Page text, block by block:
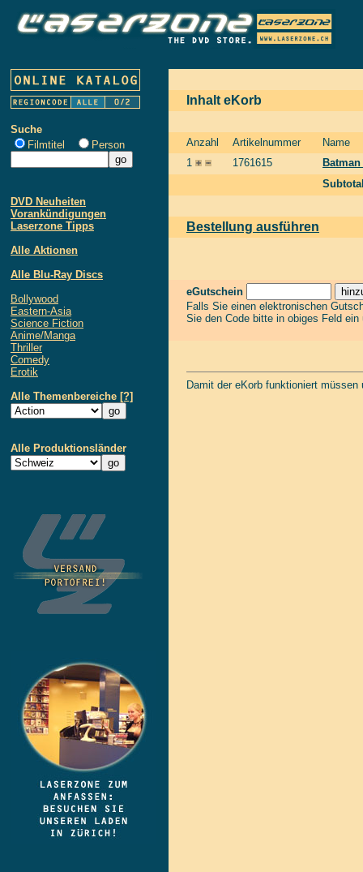
Suche
Filmtitel
Person
DVD Neuheiten
Vorankündigungen
Laserzone Tipps
Alle Aktionen
Alle Blu-Ray Discs
Bollywood
Eastern-Asia
Science Fiction
Anime/Manga
Thriller
Comedy
Erotik
Alle Themenbereiche [?]
Alle Produktionsländer
Inhalt eKorb
Anzahl Artikelnummer
Name
1
1761615
Bestellung ausführen
eGutschein
Falls Sie einen elektronischen
Sie den Code bitte in obiges Feld
Damit der eKorb funktioniert